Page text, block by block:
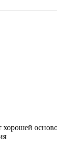
хорошей